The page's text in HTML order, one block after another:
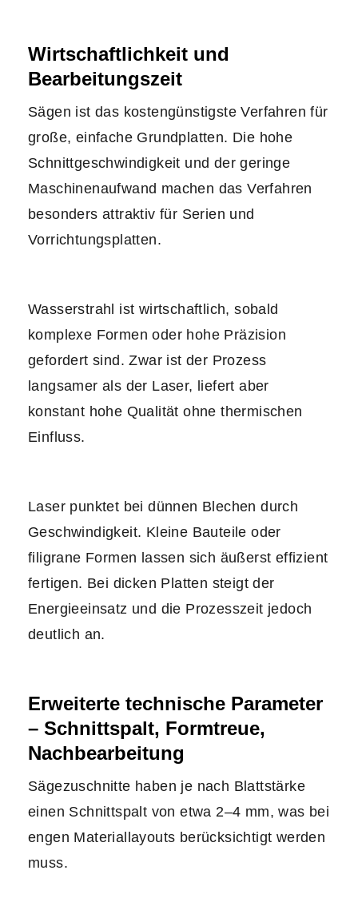
Wirtschaftlichkeit und
Bearbeitungszeit
Sägen ist das kostengünstigste Verfahren für
große, einfache Grundplatten. Die hohe
Schnittgeschwindigkeit und der geringe
Maschinenaufwand machen das Verfahren
besonders attraktiv für Serien und
Vorrichtungsplatten.
Wasserstrahl ist wirtschaftlich, sobald
komplexe Formen oder hohe Präzision
gefordert sind. Zwar ist der Prozess
langsamer als der Laser, liefert aber
konstant hohe Qualität ohne thermischen
Einfluss.
Laser punktet bei dünnen Blechen durch
Geschwindigkeit. Kleine Bauteile oder
filigrane Formen lassen sich äußerst effizient
fertigen. Bei dicken Platten steigt der
Energieeinsatz und die Prozesszeit jedoch
deutlich an.
Erweiterte technische Parameter
– Schnittspalt, Formtreue,
Nachbearbeitung
Sägezuschnitte haben je nach Blattstärke
einen Schnittspalt von etwa 2–4 mm, was bei
engen Materiallayouts berücksichtigt werden
muss.